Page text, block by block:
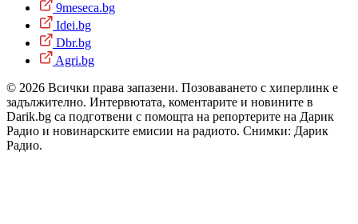
9meseca.bg
Idei.bg
Dbr.bg
Agri.bg
© 2026 Всички права запазени. Позоваването с хиперлинк е
задължително. Интервютата, коментарите и новините в
Darik.bg са подготвени с помощта на репортерите на Дарик
Радио и новинарските емисии на радиото. Снимки: Дарик
Радио.